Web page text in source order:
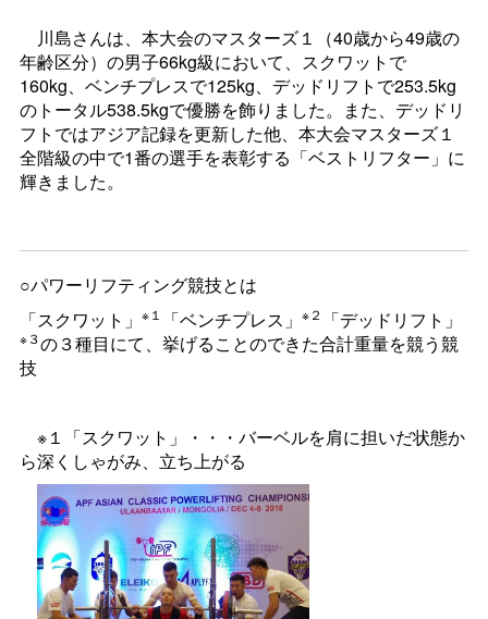
川島さんは、本大会のマスターズ１（40歳から49歳の
年齢区分）の男子66kg級において、スクワットで
160kg、ベンチプレスで125kg、デッドリフトで253.5kg
のトータル538.5kgで優勝を飾りました。また、デッドリ
フトではアジア記録を更新した他、本大会マスターズ１
全階級の中で1番の選手を表彰する「ベストリフター」に
輝きました。
○パワーリフティング競技とは
「スクワット」 ※１ 「ベンチプレス」 ※２ 「デッドリフト」
※３の３種目にて、挙げることのできた合計重量を競う競
技
※１「スクワット」・・・バーベルを肩に担いだ状態か
ら深くしゃがみ、立ち上がる